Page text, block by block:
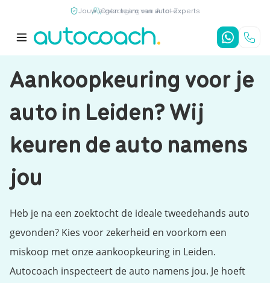
9,7/10 4,8/5
Jouw eigen team van auto-experts
Aankoopkeuring voor je
auto in Leiden? Wij
keuren de auto namens
jou
Heb je na een zoektocht de ideale tweedehands auto
gevonden? Kies voor zekerheid en voorkom een
miskoop met onze aankoopkeuring in Leiden.
Autocoach inspecteert de auto namens jou. Je hoeft